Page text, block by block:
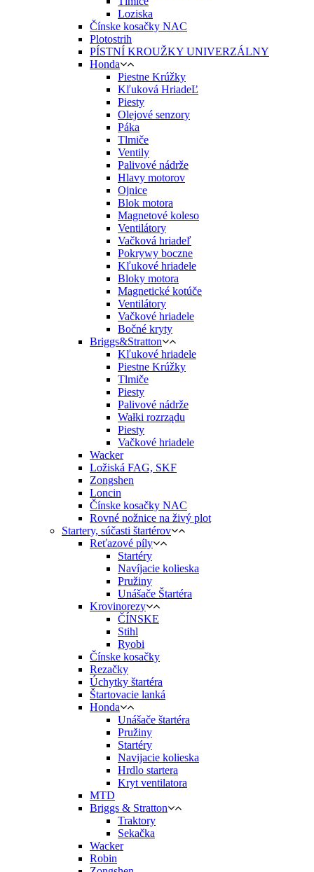
Loziska
Čínske kosačky NAC
Plotostrih
PÍSTNÍ KROUŽKY UNIVERZÁLNY
Honda
Piestne Krúžky
Kľuková HriadeĽ
Piesty
Olejové senzory
Páka
Tlmiče
Ventily
Palivové nádrže
Hlavy motorov
Ojnice
Blok motora
Magnetové koleso
Ventilátory
Vačková hriadeľ
Pokrywy boczne
Kľukové hriadele
Bloky motora
Magnetické kotúče
Ventilátory
Vačkové hriadele
Bočné kryty
Briggs&Stratton
Kľukové hriadele
Piestne Krúžky
Tlmiče
Piesty
Palivové nádrže
Wałki rozrządu
Piesty
Vačkové hriadele
Wacker
Ložiská FAG, SKF
Zongshen
Loncin
Čínske kosačky NAC
Rovné nožnice na živý plot
Startery, súčasti štartérov
Reťazové píly
Startéry
Navíjacie kolieska
Pružiny
Unášače Štartéra
Krovinorezy
ČÍNSKE
Stihl
Ryobi
Čínske kosačky
Rezačky
Úchytky štartéra
Štartovacie lanká
Honda
Unášače štartéra
Pružiny
Startéry
Navijacie kolieska
Hrdlo startera
Kryt ventilatora
MTD
Briggs & Stratton
Traktory
Sekačka
Wacker
Robin